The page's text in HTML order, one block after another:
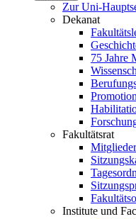
Zur Uni-
Dekanat
75 Jahre
Promotion
Fakultätsrat
Mitglieder
Institute und